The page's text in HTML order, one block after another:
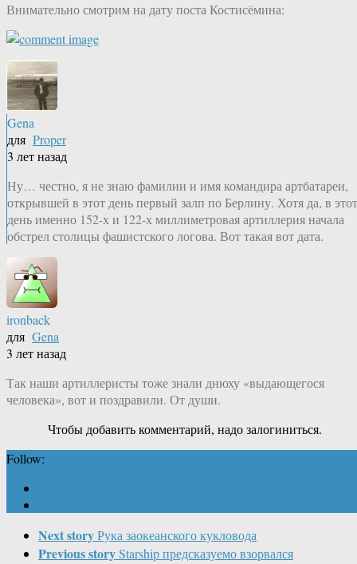
Внимательно смотрим на дату поста Костисёмина:
Gena
для Proper
3 лет назад
Ну… честно, я не знаю фамилии и имя командира артбатареи,
открывшей в этот день первый залп по Берлину. Хотя да, в этот
день именно 152-х и 122-х миллиметровая артиллерия начала
обстрел столицы фашистского логова. Вот такая вот дата.
ironback
для Gena
3 лет назад
Так наши артиллеристы тоже знали днюху «выдающегося
человека», вот и поздравили. От души.
Чтобы добавить комментарий, надо залогиниться.
Follow:
Next storyРука заокеанского кукловода
Previous storyStarship предсказуемо взорвался